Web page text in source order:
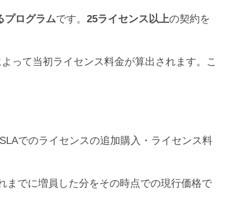
プログラムです。 25ライセンス以上の契約を
って当初ライセンス料金が算出されます。こ
でのライセンスの追加購入・ライセンス料
までに増員した分をその時点での現行価格で